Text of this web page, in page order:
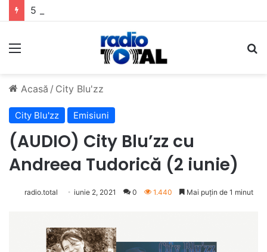
Meniu
Acasă / City Blu'zz
City Blu'zz Emisiuni
(AUDIO) City Blu’zz cu
Andreea Tudorică (2 iunie)
radio.total iunie 2, 2021 0 1.440 Mai puțin de 1 minut